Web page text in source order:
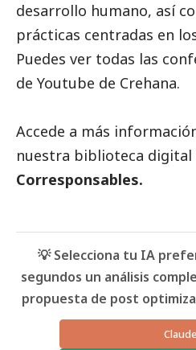
desarrollo humano, así
prácticas centradas en
Puedes ver todas las
de Youtube de Crehana.
Accede a más
nuestra biblioteca digital
Corresponsables.
💡 Selecciona tu IA
segundos un análisis
propuesta de post
Claude